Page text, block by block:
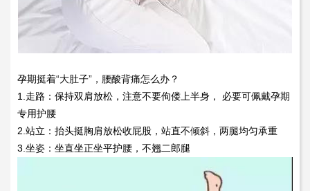
孕期挺着“大肚子”，腰酸背痛怎么办？
1.走路：保持双肩放松，注意不要佝偻上半身， 必要可佩戴孕期
专用护腰
2.站立：抬头挺胸肩放松收屁股，站直不倾斜，两腿均匀承重
3.坐姿：坐直坐正坐平护腰，不翘二郎腿